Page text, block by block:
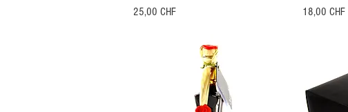
Prix
25,00 CHF
Prix
18,00 CHF